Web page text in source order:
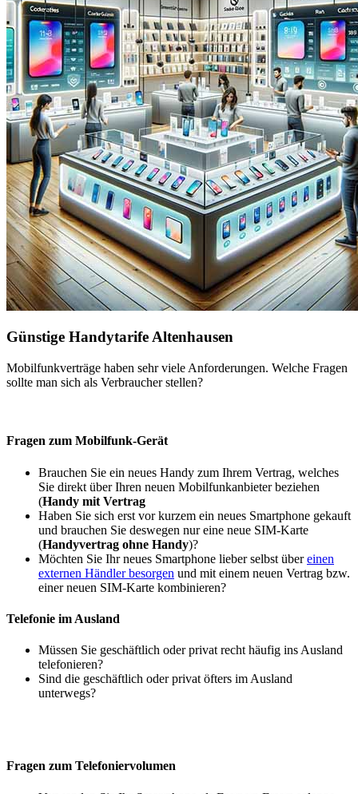
Günstige Handytarife Altenhausen
Mobilfunkverträge haben sehr viele Anforderungen. Welche Fragen
sollte man sich als Verbraucher stellen?
Fragen zum Mobilfunk-Gerät
Brauchen Sie ein neues Handy zum Ihrem Vertrag, welches
Sie direkt über Ihren neuen Mobilfunkanbieter beziehen
(Handy mit Vertrag
Haben Sie sich erst vor kurzem ein neues Smartphone gekauft
und brauchen Sie deswegen nur eine neue SIM-Karte
(Handyvertrag ohne Handy)?
Möchten Sie Ihr neues Smartphone lieber selbst übereinen
externen Händler besorgen und mit einem neuen Vertrag bzw.
einer neuen SIM-Karte kombinieren?
Telefonie im Ausland
Müssen Sie geschäftlich oder privat recht häufig ins Ausland
telefonieren?
Sind die geschäftlich oder privat öfters im Ausland
unterwegs?
Fragen zum Telefoniervolumen